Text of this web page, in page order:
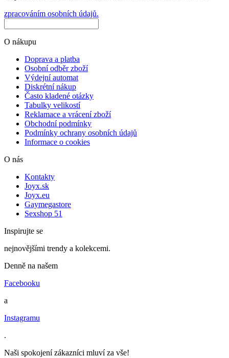
zpracováním osobních údajů.
O nákupu
Doprava a platba
Osobní odběr zboží
Výdejní automat
Diskrétní nákup
Často kladené otázky
Tabulky velikostí
Reklamace a vrácení zboží
Obchodní podmínky
Podmínky ochrany osobních údajů
Informace o cookies
O nás
Kontakty
Joyx.sk
Joyx.eu
Gaymegastore
Sexshop 51
Inspirujte se
nejnovějšími trendy a kolekcemi.
Denně na našem
Facebooku
a
Instagramu
.
Naši spokojení zákazníci mluví za vše!